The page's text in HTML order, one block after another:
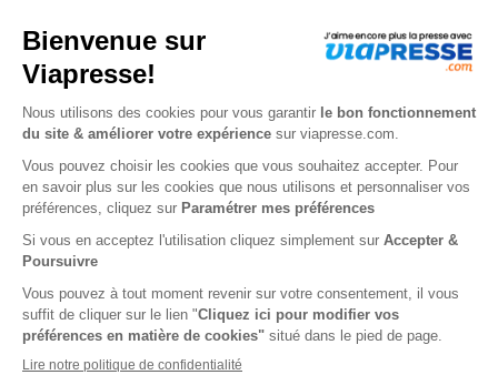
11 n° • Papier + Version digitale offerte + le HS Impôts numérique + 7 hors-séries + l’accès privilégié au site 60millions-mag.com (Archives et articles réservés) + l’adhésion à la TRIBU 60
70€55
Tarif France métropolitaine
Renouvellement à date d’anniversaire
Abonnement Durée libre
Papier + Version digitale offerte
2€30 Tarif Kiosque :4€60
Prix par n° pendant 6 mois, puis 3,80 € par n°
Tarif France métropolitaine